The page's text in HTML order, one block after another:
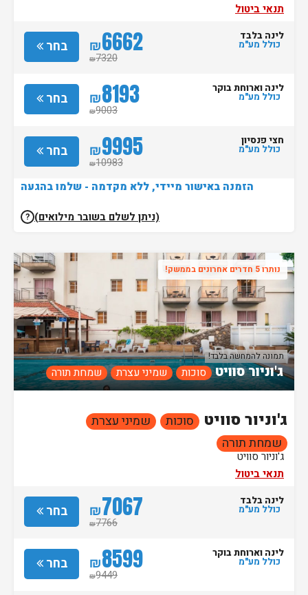
תנאי ביטול
בחר ₪6662
₪7320
לינה בלבד
כולל מע"מ
בחר ₪8193
₪9003
לינה וארוחת בוקר
כולל מע"מ
בחר ₪9995
₪10983
חצי פנסיון
כולל מע"מ
הזמנה באישור מיידי, ללא מקדמה - שלמו בהגעה
(ניתן לשלם בשובר מילואים) ?
נותרו 5 חדרים אחרונים בממשק!
ג'וניור סוויט סוכות שמיני עצרת שמחת תורה
תמונה להמחשה בלבד!
ג'וניור סוויט סוכות
שמיני עצרת
שמחת תורה
ג'וניור סוויט
תנאי ביטול
בחר ₪7067
₪7766
לינה בלבד
כולל מע"מ
בחר ₪8599
₪9449
לינה וארוחת בוקר
כולל מע"מ